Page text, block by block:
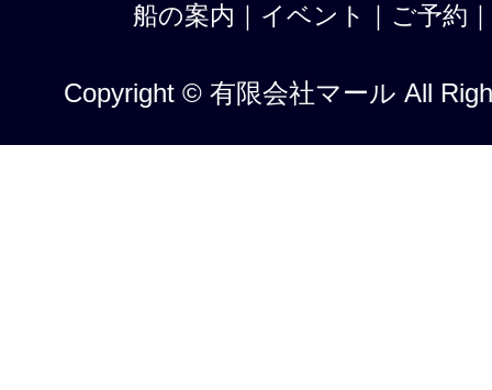
船の案内 ｜ イベント ｜ ご予約 ｜
Copyright © 有限会社マール All